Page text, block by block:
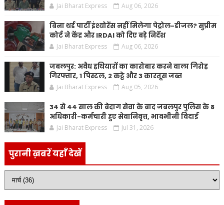
Jai Bharat Express Aug 06, 2026
बिना थर्ड पार्टी इंश्योरेंस नहीं मिलेगा पेट्रोल-डीजल? सुप्रीम
कोर्ट ने केंद्र और IRDAI को दिए बड़े निर्देश
Jai Bharat Express Aug 06, 2026
जबलपुर: अवैध हथियारों का कारोबार करने वाला गिरोह
गिरफ्तार, 1 पिस्टल, 2 कट्टे और 3 कारतूस जब्त
Jai Bharat Express Aug 05, 2026
34 से 44 साल की बेदाग सेवा के बाद जबलपुर पुलिस के 8
अधिकारी-कर्मचारी हुए सेवानिवृत्त, भावभीनी विदाई
Jai Bharat Express Jul 31, 2026
पुरानी ख़बरें यहाँ देखें